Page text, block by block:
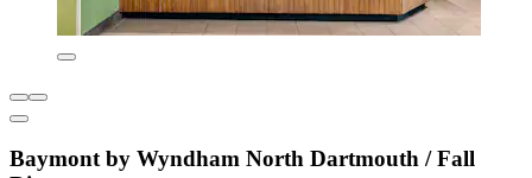
Baymont by Wyndham North Dartmouth / Fall